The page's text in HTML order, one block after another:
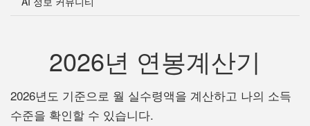
2026년 연봉계산기
2026년도 기준으로 월 실수령액을 계산하고 나의 소득
수준을 확인할 수 있습니다.